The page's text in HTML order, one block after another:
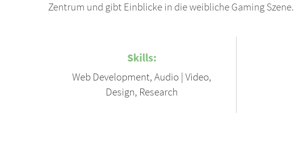
Zentrum und gibt Einblicke in die weibliche Gaming Szene.
Skills:
Web Development, Audio | Video,
Design, Research